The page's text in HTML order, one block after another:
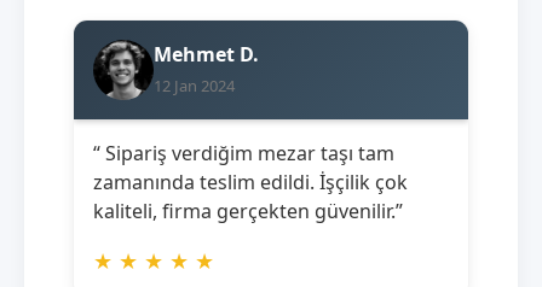
Mehmet D.
12 Jan 2024
“ Sipariş verdiğim mezar taşı tam
zamanında teslim edildi. İşçilik çok
kaliteli, firma gerçekten güvenilir.”
★ ★ ★ ★ ★